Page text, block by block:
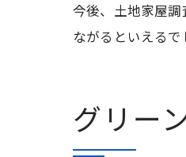
今後、土地家屋
ながるといえるで
グリー